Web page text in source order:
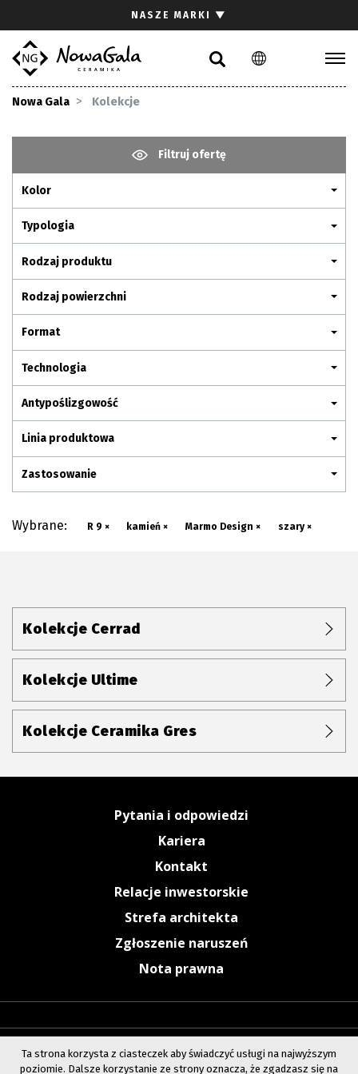
PL EN
NASZE MARKI ▼
Nowa Gala Kolekcje
Filtruj ofertę
Kolor
Typologia
Rodzaj produktu
Rodzaj powierzchni
Format
Technologia
Antypoślizgowość
Linia produktowa
Zastosowanie
Wybrane: R 9 × kamień × Marmo Design × szary ×
Kolekcje Cerrad
Kolekcje Ultime
Kolekcje Ceramika Gres
Pytania i odpowiedzi
Kariera
Kontakt
Relacje inwestorskie
Strefa architekta
Zgłoszenie naruszeń
Nota prawna
Gdzie kupić
Pliki do pobrania
Pytania i odpowiedzi
Kariera
Kontakt
Komunikacja z akcjonariuszami
Ta strona korzysta z ciasteczek aby świadczyć usługi na najwyższym
poziomie. Dalsze korzystanie ze strony oznacza, że zgadzasz się na